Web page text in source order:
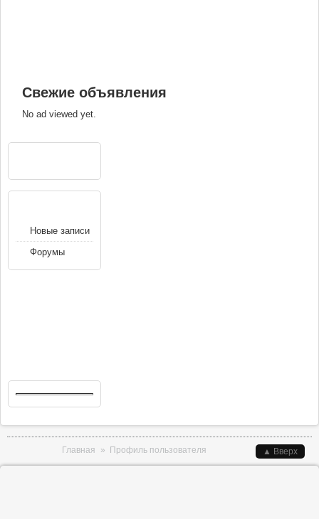
Свежие объявления
No ad viewed yet.
Новые записи
Форумы
Главная » Профиль пользователя ▲ Вверх